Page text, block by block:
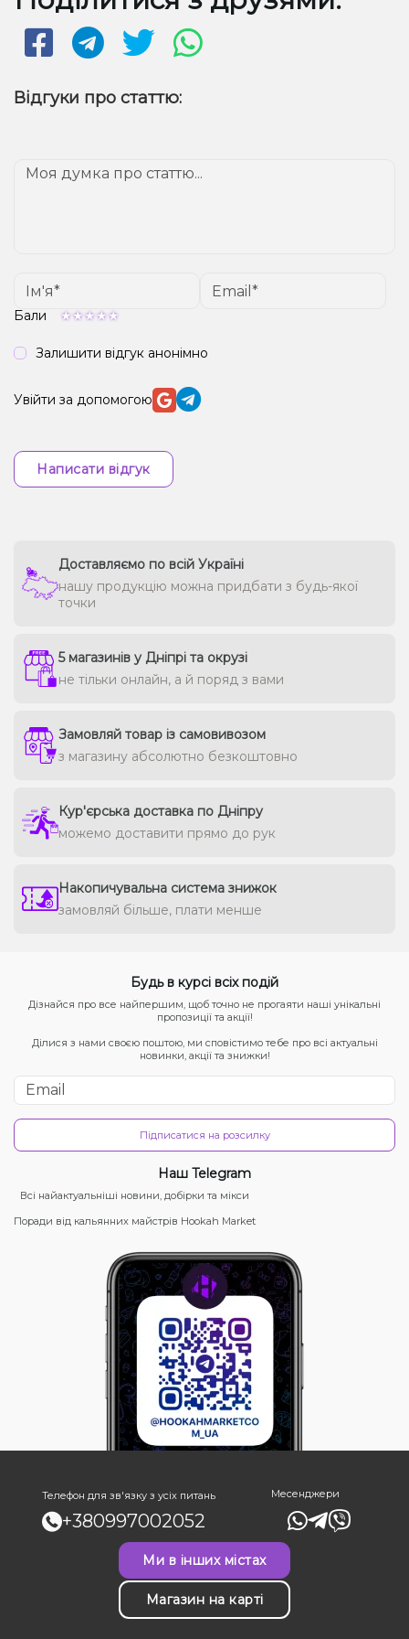
деяких складових...
Відгуки про статтю:
Бали
Залишити відгук анонімно
Увійти за допомогою
Написати відгук
Доставляємо по всій Україні
нашу продукцію можна придбати з будь-якої
точки
5 магазинів у Дніпрі та окрузі
не тільки онлайн, а й поряд з вами
Замовляй товар із самовивозом
з магазину абсолютно безкоштовно
Кур'єрська доставка по Дніпру
можемо доставити прямо до рук
Накопичувальна система знижок
замовляй більше, плати менше
Будь в курсі всіх подій
Дізнайся про все найпершим, щоб точно не прогаяти наші унікальні
пропозиції та акції!
Ділися з нами своєю поштою, ми сповістимо тебе про всі актуальні
новинки, акції та знижки!
Підписатися на розсилку
Наш Telegram
Всі найактуальніші новини, добірки та мікси
Поради від кальянних майстрів Hookah Market
Телефон для зв'язку з усіх питань
+380997002052
Месенджери
Ми в інших містах
Магазин на карті